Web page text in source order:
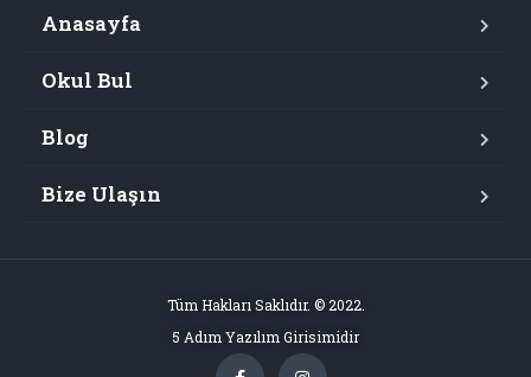
Anasayfa
Okul Bul
Blog
Bize Ulaşın
Tüm Hakları Saklıdır. © 2022.
5 Adım Yazılım Girisimidir